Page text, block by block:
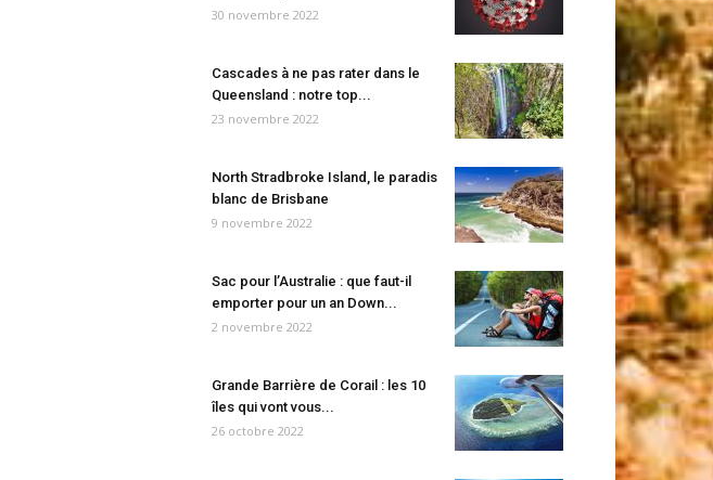
30 novembre 2022
Cascades à ne pas rater dans le
Queensland : notre top...
23 novembre 2022
North Stradbroke Island, le paradis
blanc de Brisbane
9 novembre 2022
Sac pour l’Australie : que faut-il
emporter pour un an Down...
2 novembre 2022
Grande Barrière de Corail : les 10
îles qui vont vous...
26 octobre 2022